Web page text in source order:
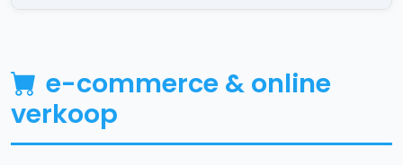
e-commerce & online
verkoop